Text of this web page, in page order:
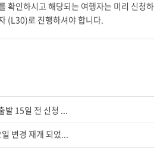
확인하시고 해당되는 여행자는 미리 신
(L30)로 진행하셔야 합니다.
발 15일 전 신청 ...
변경 재개 되었...